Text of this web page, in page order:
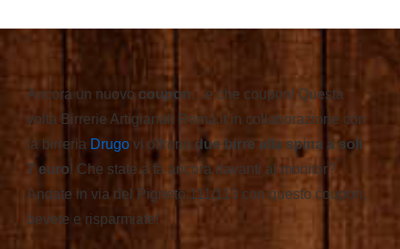
Ancora un nuovocoupon…e che coupon! Questa
volta Birrerie Artigianali Roma.it in collaborazione con
la birreria Drugo vi offrono due birre alla spina a soli
7 euro! Che state a fa ancora davanti al monitor?
Andate in via del Pigneto 111/113 con questo coupon,
bevete e risparmiate!